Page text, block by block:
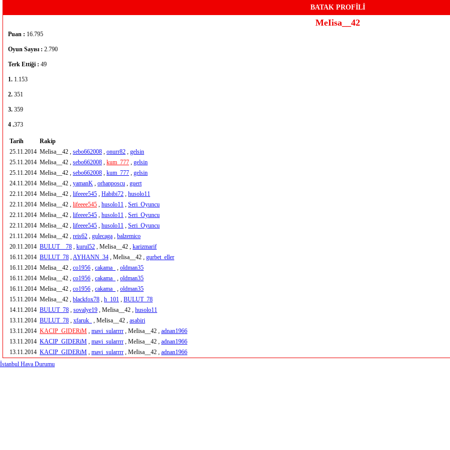
BATAK PROFİLİ
MeIisa__42
Puan : 16.795
Oyun Sayısı : 2.790
Terk Ettiği : 49
1. 1.153
2. 351
3. 359
4 .373
Tarih Rakip
25.11.2014 MeIisa__42 , sebo662008 , onurr82 , gelsin
25.11.2014 MeIisa__42 , sebo662008 , kum_777 , gelsin
25.11.2014 MeIisa__42 , sebo662008 , kum_777 , gelsin
24.11.2014 MeIisa__42 , yamanK , orhanposcu , guert
22.11.2014 MeIisa__42 , lifeeee545 , Habibi72 , husolo11
22.11.2014 MeIisa__42 , lifeeee545 , husolo11 , Seri_Oyuncu
22.11.2014 MeIisa__42 , lifeeee545 , husolo11 , Seri_Oyuncu
22.11.2014 MeIisa__42 , lifeeee545 , husolo11 , Seri_Oyuncu
21.11.2014 MeIisa__42 , reis62 , gulecaga , balzemico
20.11.2014 BULUT__78 , kurul52 , MeIisa__42 , karizmarif
16.11.2014 BULUT_78 ,AYHANN_34 , MeIisa__42 , gurbet_eller
16.11.2014 MeIisa__42 , co1956 , cakama_ , oldman35
16.11.2014 MeIisa__42 , co1956 , cakama_ , oldman35
16.11.2014 MeIisa__42 , co1956 , cakama_ , oldman35
15.11.2014 MeIisa__42 , blackfox78 , h_101 , BULUT_78
14.11.2014 BULUT_78 , sovalye19 , MeIisa__42 , husolo11
13.11.2014 BULUT_78 , xfaruk_ , MeIisa__42 , asabiri
13.11.2014 KACIP_GIDERiM , mavi_sularrrr , MeIisa__42 , adnan1966
13.11.2014 KACIP_GIDERiM , mavi_sularrrr , MeIisa__42 , adnan1966
13.11.2014 KACIP_GIDERiM , mavi_sularrrr , MeIisa__42 , adnan1966
İstanbul Hava Durumu